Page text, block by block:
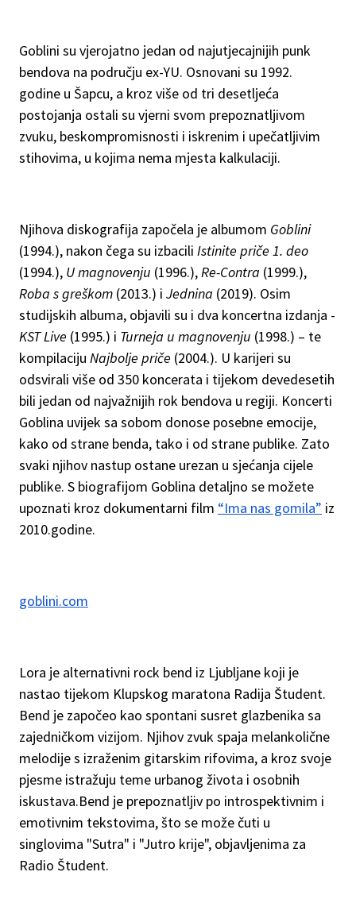
Goblini su vjerojatno jedan od najutjecajnijih punk
bendova na području ex-YU. Osnovani su 1992.
godine u Šapcu, a kroz više od tri desetljeća
postojanja ostali su vjerni svom prepoznatljivom
zvuku, beskompromisnosti i iskrenim i upečatljivim
stihovima, u kojima nema mjesta kalkulaciji.
Njihova diskografija započela je albumom Goblini
(1994.), nakon čega su izbacili Istinite priče 1. deo
(1994.), U magnovenju (1996.),Re-Contra (1999.),
Roba s greškom (2013.) i Jednina (2019). Osim
studijskih albuma, objavili su i dva koncertna izdanja -
KST Live (1995.) i Turneja u magnovenju (1998.) – te
kompilaciju Najbolje priče (2004.). U karijeri su
odsvirali više od 350 koncerata i tijekom devedesetih
bili jedan od najvažnijih rok bendova u regiji. Koncerti
Goblina uvijek sa sobom donose posebne emocije,
kako od strane benda, tako i od strane publike. Zato
svaki njihov nastup ostane urezan u sjećanja cijele
publike. S biografijom Goblina detaljno se možete
upoznati kroz dokumentarni film “Ima nas gomila” iz
2010.godine.
goblini.com
Lora je alternativni rock bend iz Ljubljane koji je
nastao tijekom Klupskog maratona Radija Študent.
Bend je započeo kao spontani susret glazbenika sa
zajedničkom vizijom. Njihov zvuk spaja melankolične
melodije s izraženim gitarskim rifovima, a kroz svoje
pjesme istražuju teme urbanog života i osobnih
iskustava.Bend je prepoznatljiv po introspektivnim i
emotivnim tekstovima, što se može čuti u
singlovima "Sutra" i "Jutro krije", objavljenima za
Radio Študent.